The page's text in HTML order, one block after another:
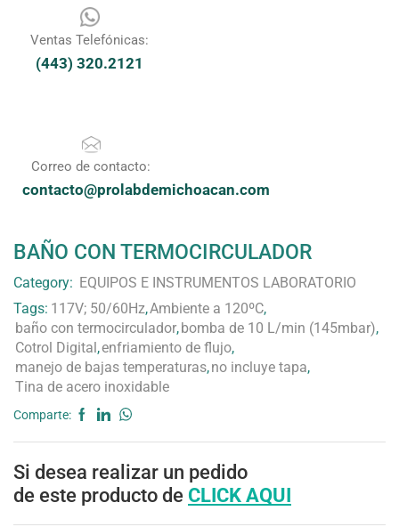
Ventas Telefónicas:
(443) 320.2121
Correo de contacto:
contacto@prolabdemichoacan.com
BAÑO CON TERMOCIRCULADOR
Category: EQUIPOS E INSTRUMENTOS LABORATORIO
Tags: 117V; 50/60Hz,Ambiente a 120ºC,
baño con termocirculador,bomba de 10 L/min (145mbar),
Cotrol Digital,enfriamiento de flujo,
manejo de bajas temperaturas,no incluye tapa,
Tina de acero inoxidable
Comparte:
Si desea realizar un pedido
de este producto de CLICK AQUI